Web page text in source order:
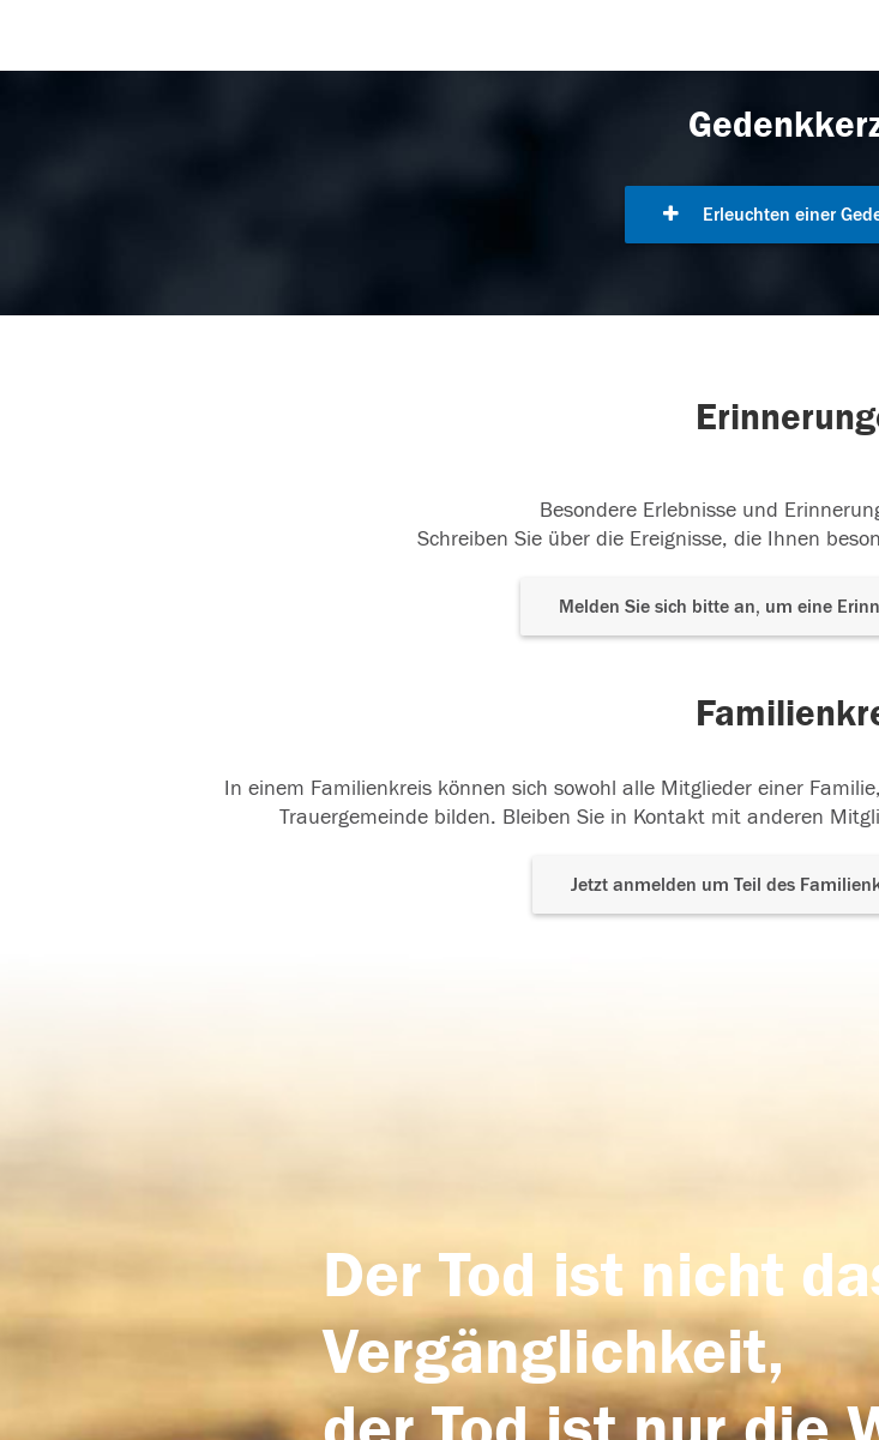
Erleuchten einer
Besondere Erlebnisse und
Schreiben Sie über die Ereignisse, die Ihnen
Melden Sie sich bitte an, um eine
In einem Familienkreis können sich sowohl alle Mitglieder einer
Trauergemeinde bilden. Bleiben Sie in Kontakt mit anderen
Jetzt anmelden um Teil des
Der Tod ist nicht
Vergänglichkeit,